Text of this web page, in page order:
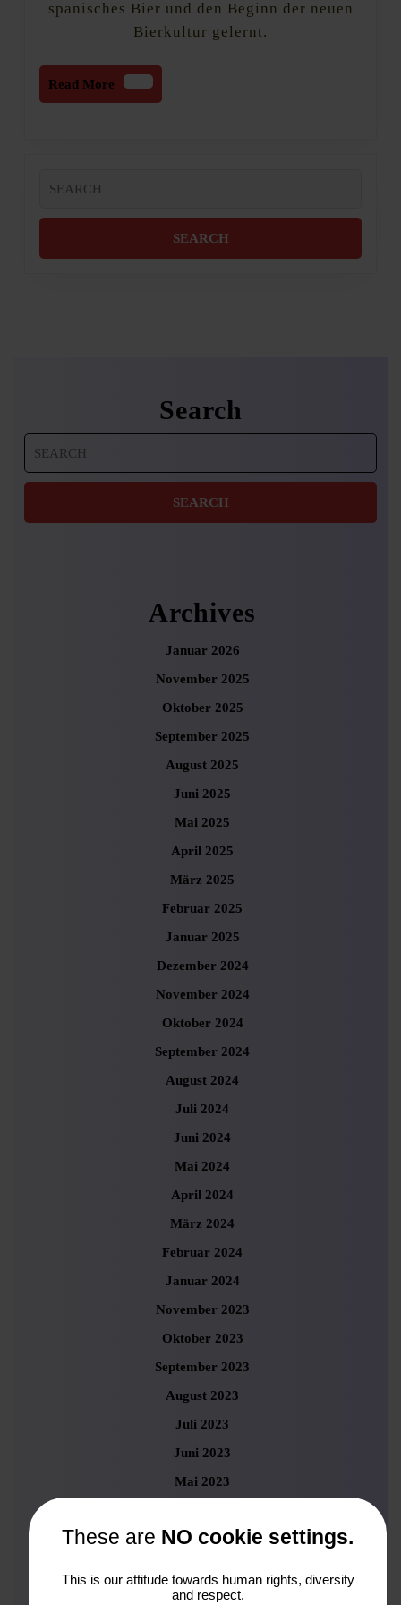
spanisches Bier und den Beginn der neuen
Bierkultur gelernt.
Read More
Read
More
for:
Search
for:
Archives
Januar 2026
November 2025
Oktober 2025
September 2025
August 2025
Juni 2025
Mai 2025
April 2025
März 2025
Februar 2025
Januar 2025
Dezember 2024
November 2024
Oktober 2024
September 2024
August 2024
Juli 2024
Juni 2024
Mai 2024
April 2024
März 2024
Februar 2024
Januar 2024
November 2023
Oktober 2023
September 2023
August 2023
Juli 2023
Juni 2023
Mai 2023
März 2023
Januar 2023
These are NO cookie settings.
This is our attitude towards human rights, diversity
and respect.